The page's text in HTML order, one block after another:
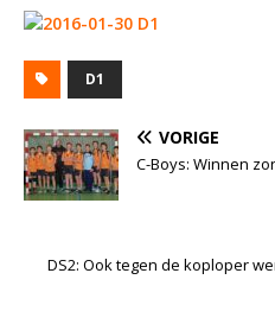
D1
VORIGE
C-Boys: Winnen
DS2: Ook tegen de koploper